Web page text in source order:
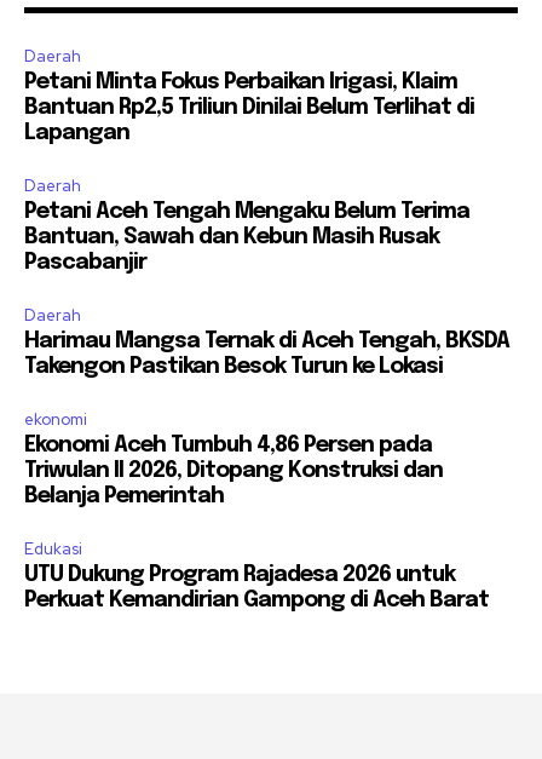
Daerah
Petani Minta Fokus Perbaikan Irigasi, Klaim
Bantuan Rp2,5 Triliun Dinilai Belum Terlihat di
Lapangan
Daerah
Petani Aceh Tengah Mengaku Belum Terima
Bantuan, Sawah dan Kebun Masih Rusak
Pascabanjir
Daerah
Harimau Mangsa Ternak di Aceh Tengah, BKSDA
Takengon Pastikan Besok Turun ke Lokasi
ekonomi
Ekonomi Aceh Tumbuh 4,86 Persen pada
Triwulan II 2026, Ditopang Konstruksi dan
Belanja Pemerintah
Edukasi
UTU Dukung Program Rajadesa 2026 untuk
Perkuat Kemandirian Gampong di Aceh Barat